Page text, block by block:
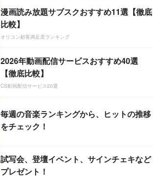
漫画読み放題サブスクおすすめ11選【徹底
比較】
オリコン顧客満足度ランキング
2026年動画配信サービスおすすめ40選
【徹底比較】
CS動画配信サービス20選
毎週の音楽ランキングから、ヒットの推移
をチェック！
試写会、登壇イベント、サインチェキなど
プレゼント！